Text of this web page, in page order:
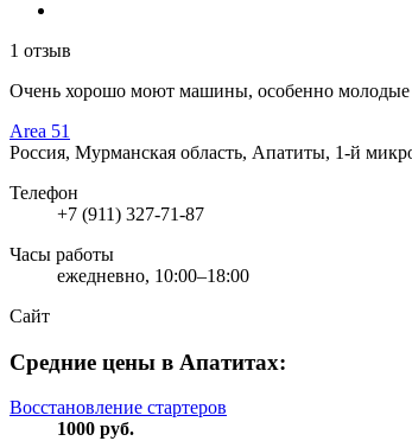
1 отзыв
Очень хорошо моют машины, особенно молодые
Area 51
Россия, Мурманская область, Апатиты, 1-й
Телефон
+7 (911) 327-71-87
Часы работы
ежедневно, 10:00–18:00
Сайт
Средние цены в Апатитах:
Восстановление стартеров
1000 руб.